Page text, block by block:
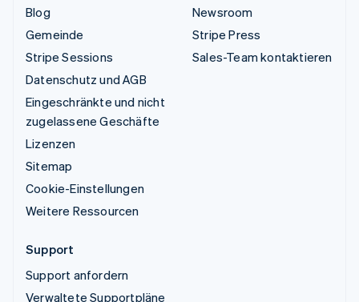
Blog
Gemeinde
Stripe Sessions
Datenschutz und AGB
Eingeschränkte und nicht
zugelassene Geschäfte
Lizenzen
Sitemap
Cookie-Einstellungen
Weitere Ressourcen
Newsroom
Stripe Press
Sales-Team kontaktieren
Support
Support anfordern
Verwaltete Supportpläne